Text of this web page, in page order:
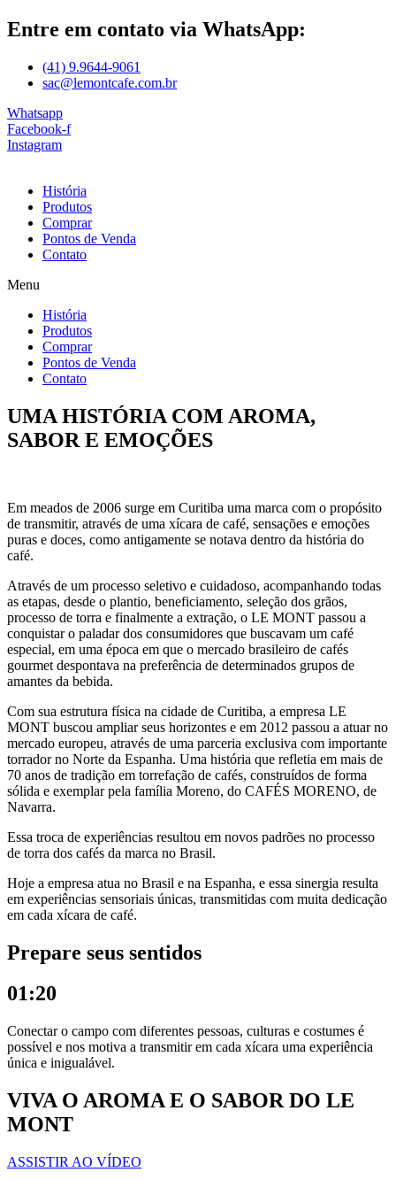
Entre em contato via WhatsApp:
(41) 9.9644-9061
sac@lemontcafe.com.br
Whatsapp
Facebook-f
Instagram
História
Produtos
Comprar
Pontos de Venda
Contato
Menu
História
Produtos
Comprar
Pontos de Venda
Contato
UMA HISTÓRIA COM AROMA,
SABOR E EMOÇÕES
Em meados de 2006 surge em Curitiba uma marca com o propósito
de transmitir, através de uma xícara de café, sensações e emoções
puras e doces, como antigamente se notava dentro da história do
café.
Através de um processo seletivo e cuidadoso, acompanhando todas
as etapas, desde o plantio, beneficiamento, seleção dos grãos,
processo de torra e finalmente a extração, o LE MONT passou a
conquistar o paladar dos consumidores que buscavam um café
especial, em uma época em que o mercado brasileiro de cafés
gourmet despontava na preferência de determinados grupos de
amantes da bebida.
Com sua estrutura física na cidade de Curitiba, a empresa LE
MONT buscou ampliar seus horizontes e em 2012 passou a atuar no
mercado europeu, através de uma parceria exclusiva com importante
torrador no Norte da Espanha. Uma história que refletia em mais de
70 anos de tradição em torrefação de cafés, construídos de forma
sólida e exemplar pela família Moreno, do CAFÉS MORENO, de
Navarra.
Essa troca de experiências resultou em novos padrões no processo
de torra dos cafés da marca no Brasil.
Hoje a empresa atua no Brasil e na Espanha, e essa sinergia resulta
em experiências sensoriais únicas, transmitidas com muita dedicação
em cada xícara de café.
Prepare seus sentidos
01:20
Conectar o campo com diferentes pessoas, culturas e costumes é
possível e nos motiva a transmitir em cada xícara uma experiência
única e inigualável.
VIVA O AROMA E O SABOR DO LE
MONT
ASSISTIR AO VÍDEO